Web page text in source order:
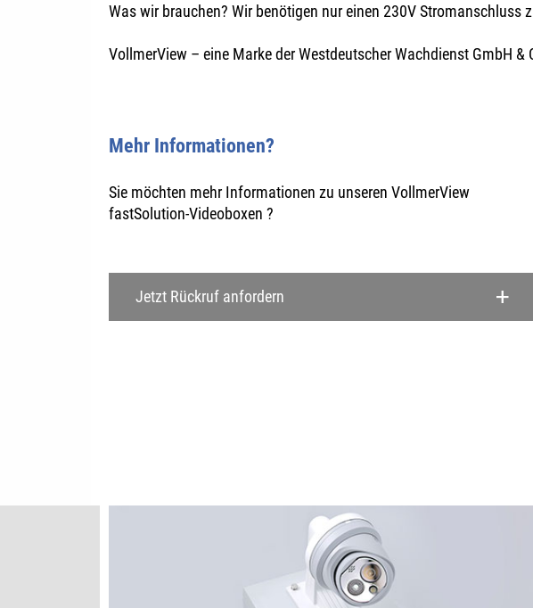
Was wir brauchen? Wir benötigen nur einen 230V Stromanschluss
VollmerView – eine Marke der Westdeutscher Wachdienst GmbH &
Mehr Informationen?
Sie möchten mehr Informationen zu unseren VollmerView
fastSolution-Videoboxen ?
Jetzt Rückruf anfordern